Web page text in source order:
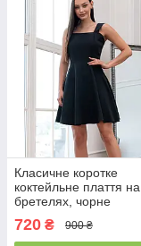
Класичне коротке
коктейльне плаття на
бретелях, чорне
720 ₴ 900 ₴